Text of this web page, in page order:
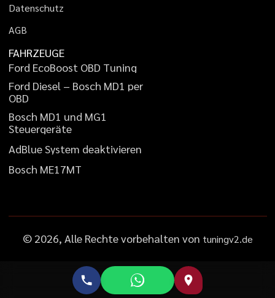
Datenschutz
AGB
FAHRZEUGE
Ford EcoBoost OBD Tuning
Ford Diesel – Bosch MD1 per
OBD
Bosch MD1 und MG1
Steuergeräte
AdBlueSystem deaktivieren
Bosch ME17MT
© 2026, Alle Rechte vorbehalten von tuningv2.de